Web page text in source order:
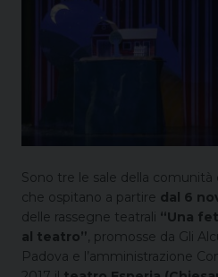
Sono tre le sale della comunità
che ospitano a partire dal 6
delle rassegne teatrali “Una
al teatro”, promosse da Gli
Padova e l’amministrazione